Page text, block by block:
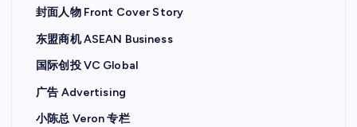
封面人物 Front Cover Story
东盟商机 ASEAN Business
国际创投 VC Global
广告 Advertising
小陈总 Veron 专栏